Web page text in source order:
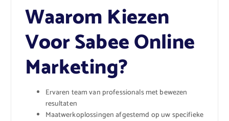
Waarom Kiezen
Voor Sabee Online
Marketing?
Ervaren team van professionals met bewezen
resultaten
Maatwerkoplossingen afgestemd op uw specifieke